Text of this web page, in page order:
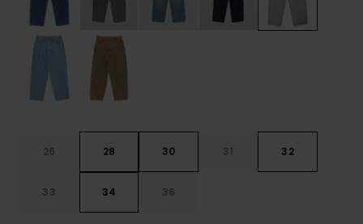
26 28 30 31 32
33 34 36